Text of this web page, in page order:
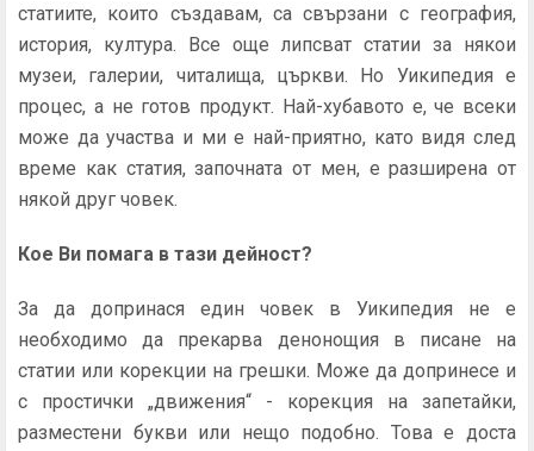
статиите, които създавам, са свързани с география,
история, култура. Все още липсват статии за някои
музеи, галерии, читалища, църкви. Но Уикипедия е
процес, а не готов продукт. Най-хубавото е, че всеки
може да участва и ми е най-приятно, като видя след
време как статия, започната от мен, е разширена от
някой друг човек.
Кое Ви помага в тази дейност?
За да допринася един човек в Уикипедия не е
необходимо да прекарва денонощия в писане на
статии или корекции на грешки. Може да допринесе и
с простички „движения“ - корекция на запетайки,
разместени букви или нещо подобно. Това е доста